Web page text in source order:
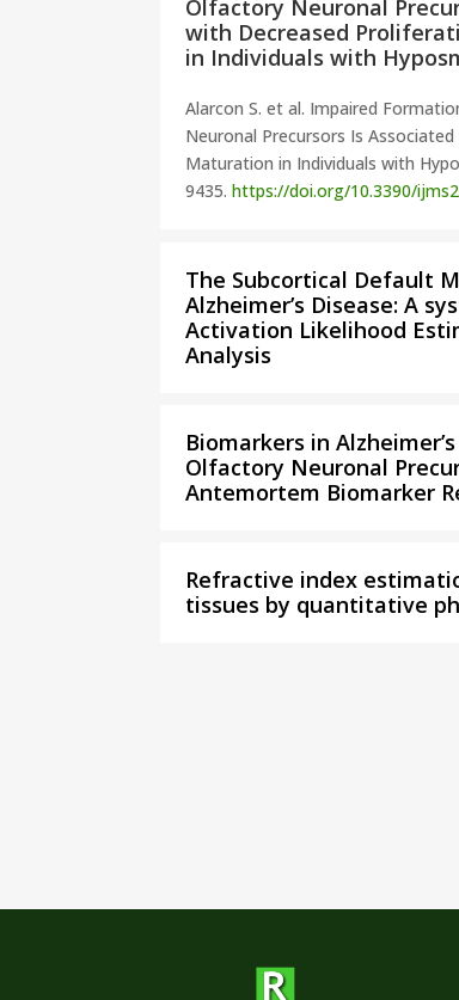
Olfactory Neuronal
with Decreased
in Individuals with
Alarcon S. et al. Impaired
Neuronal Precursors Is
Maturation in Individuals with
9435.https://doi.org/10.3390/
The Subcortical Default
Alzheimer’s Disease: A
Activation Likelihood
Analysis
Biomarkers in
Olfactory Neuronal
Antemortem Biomarker
Refractive index
tissues by quantitative